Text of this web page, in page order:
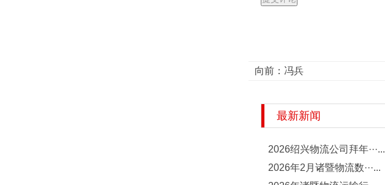
向前： 冯兵
最新新闻
2026绍兴物流公司拜年···...
2026年2月诸暨物流数···...